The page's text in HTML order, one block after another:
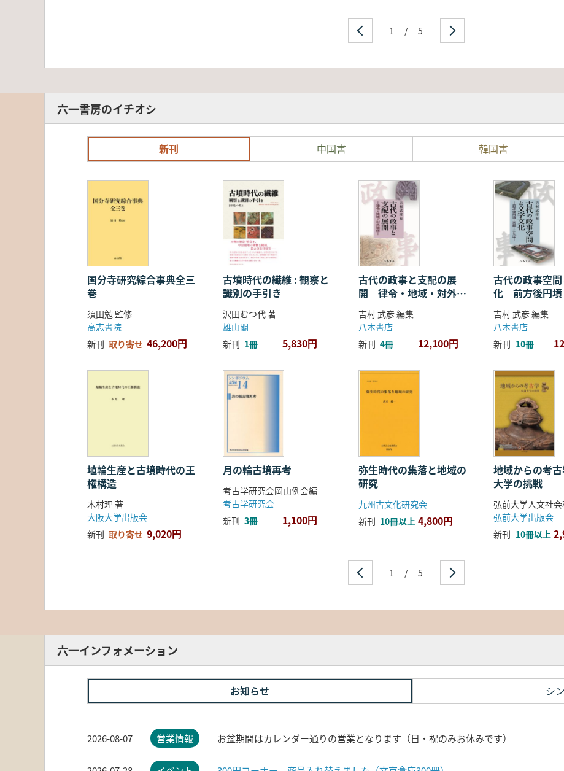
1 / 5
六一書房のイチオシ
新刊 中国書 韓国書
国分寺研究綜合事典全三
巻
須田勉 監修
高志書院
新刊 取り寄せ 46,200円
古墳時代の繊維 : 観察と
識別の手引き
沢田むつ代 著
雄山閣
新刊 1冊 5,830円
古代の政事と支配の展
開 律令・地域・対外関
係
吉村 武彦 編集
八木書店
新刊 4冊 12,100円
古代の政事空
化 前方後円墳
ことば
吉村 武彦 編集
八木書店
新刊 10冊
埴輪生産と古墳時代の王
権構造
木村理 著
大阪大学出版会
新刊 取り寄せ 9,020円
月の輪古墳再考
考古学研究会岡山例会編
考古学研究会
新刊 3冊 1,100円
弥生時代の集落と地域の
研究
九州古文化研究会
新刊 10冊以上 4,800円
地域からの考
大学の挑戦
弘前大学出版会
新刊 10冊以上
1 / 5
六一インフォメーション
お知らせ シ
2026-08-07 営業情報 お盆期間はカレンダー通りの営業となります（日・祝のみお休みです）